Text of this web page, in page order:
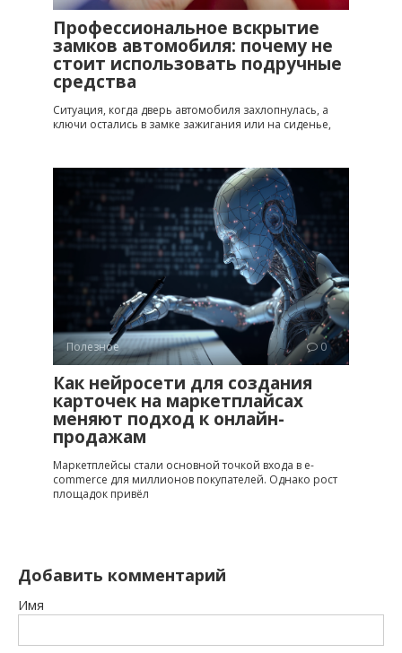
Профессиональное вскрытие
замков автомобиля: почему не
стоит использовать подручные
средства
Ситуация, когда дверь автомобиля захлопнулась, а
ключи остались в замке зажигания или на сиденье,
Полезное 0
Как нейросети для создания
карточек на маркетплайсах
меняют подход к онлайн-
продажам
Маркетплейсы стали основной точкой входа в e-
commerce для миллионов покупателей. Однако рост
площадок привёл
Добавить комментарий
Имя